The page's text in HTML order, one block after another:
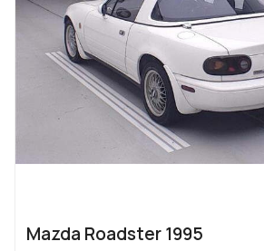
Mazda Roadster 1995